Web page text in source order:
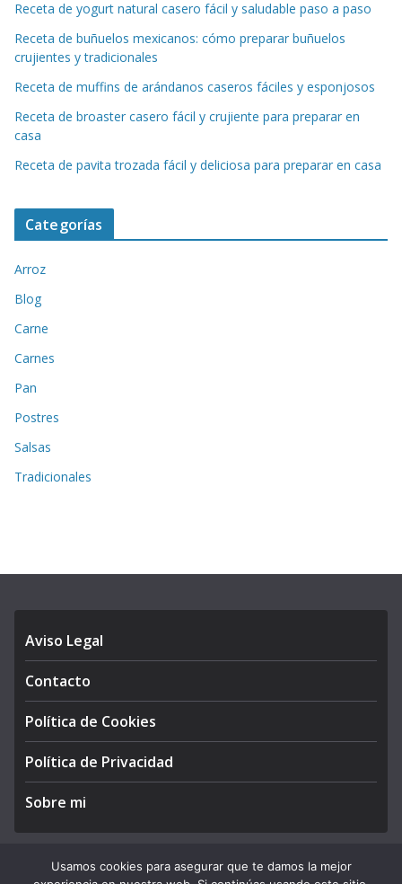
Receta de yogurt natural casero fácil y saludable paso a paso
Receta de buñuelos mexicanos: cómo preparar buñuelos
crujientes y tradicionales
Receta de muffins de arándanos caseros fáciles y esponjosos
Receta de broaster casero fácil y crujiente para preparar en
casa
Receta de pavita trozada fácil y deliciosa para preparar en casa
Categorías
Arroz
Blog
Carne
Carnes
Pan
Postres
Salsas
Tradicionales
Aviso Legal
Contacto
Política de Cookies
Política de Privacidad
Sobre mi
Usamos cookies para asegurar que te damos la mejor